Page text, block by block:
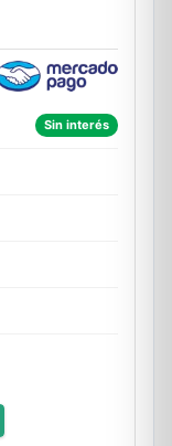
Sin interés